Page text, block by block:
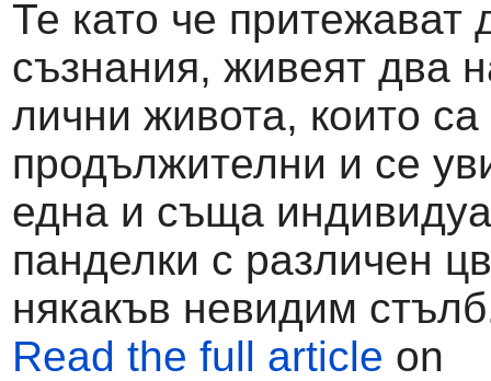
Те като че притежават
съзнания, живеят два
лични живота, които
продължителни и се
една и съща
панделки с различен
някакъв невидим
Read the full article on